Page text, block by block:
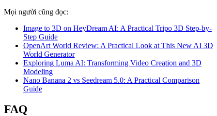
Mọi người cũng đọc:
Image to 3D on HeyDream AI: A Practical Tripo 3D Step-by-
Step Guide
OpenArt World Review: A Practical Look at This New AI 3D
World Generator
Exploring Luma AI: Transforming Video Creation and 3D
Modeling
Nano Banana 2 vs Seedream 5.0: A Practical Comparison
Guide
FAQ